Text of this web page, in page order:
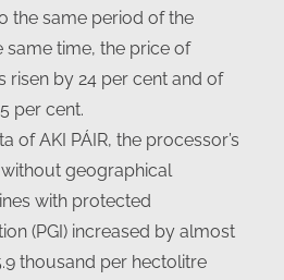
the same period of the
same time, the price of
risen by 24 per cent and of
per cent.
of AKI PÁIR, the processor’s
geographical
with protected
(PGI) increased by almost
thousand per hectolitre